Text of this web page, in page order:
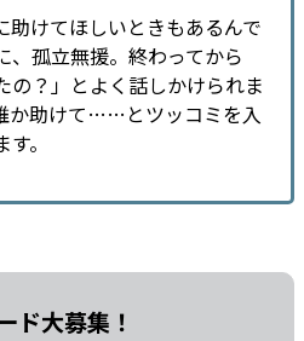
助けてほしいときもあるんで
、孤立無援。終わってから
の？」とよく話しかけられま
助けて……とツッコミを入
。
ド大募集！